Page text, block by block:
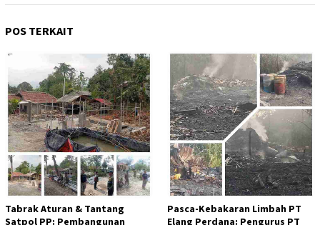
POS TERKAIT
Tabrak Aturan & Tantang
Satpol PP: Pembangunan
Pasca-Kebakaran Limbah PT
Elang Perdana: Pengurus PT